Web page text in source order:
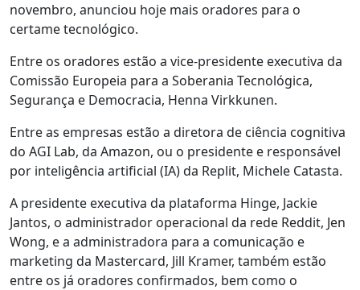
novembro, anunciou hoje mais oradores para o
certame tecnológico.
Entre os oradores estão a vice-presidente executiva da
Comissão Europeia para a Soberania Tecnológica,
Segurança e Democracia, Henna Virkkunen.
Entre as empresas estão a diretora de ciência cognitiva
do AGI Lab, da Amazon, ou o presidente e responsável
por inteligência artificial (IA) da Replit, Michele Catasta.
A presidente executiva da plataforma Hinge, Jackie
Jantos, o administrador operacional da rede Reddit, Jen
Wong, e a administradora para a comunicação e
marketing da Mastercard, Jill Kramer, também estão
entre os já oradores confirmados, bem como o